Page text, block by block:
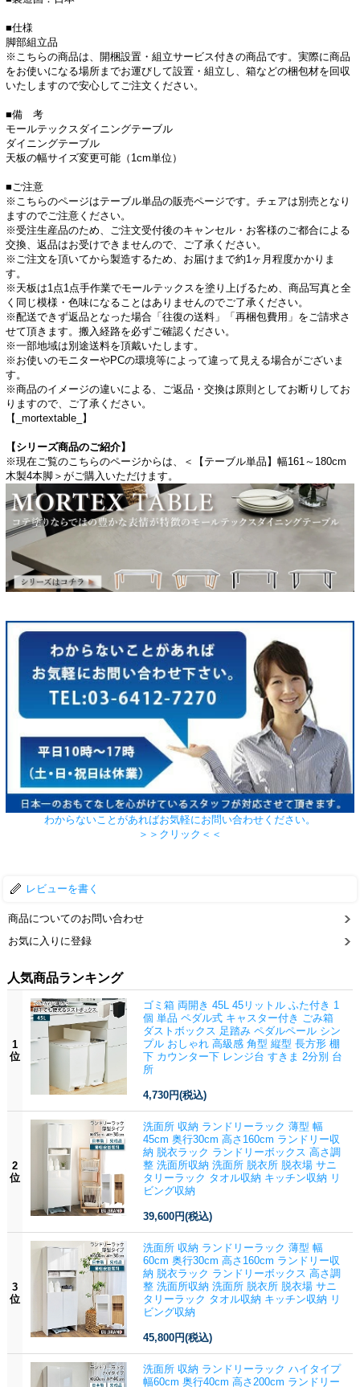
■仕様
脚部組立品
※こちらの商品は、開梱設置・組立サービス付きの商品です。実際に商品
をお使いになる場所までお運びして設置・組立し、箱などの梱包材を回収
いたしますので安心してご注文ください。
■備 考
モールテックスダイニングテーブル
ダイニングテーブル
天板の幅サイズ変更可能（1cm単位）
■ご注意
※こちらのページはテーブル単品の販売ページです。チェアは別売となり
ますのでご注意ください。
※受注生産品のため、ご注文受付後のキャンセル・お客様のご都合による
交換、返品はお受けできませんので、ご了承ください。
※ご注文を頂いてから製造するため、お届けまで約1ヶ月程度かかりま
す。
※天板は1点1点手作業でモールテックスを塗り上げるため、商品写真と全
く同じ模様・色味になることはありませんのでご了承ください。
※配送できず返品となった場合「往復の送料」「再梱包費用」をご請求さ
せて頂きます。搬入経路を必ずご確認ください。
※一部地域は別途送料を頂戴いたします。
※お使いのモニターやPCの環境等によって違って見える場合がございま
す。
※商品のイメージの違いによる、ご返品・交換は原則としてお断りしてお
りますので、ご了承ください。
【_mortextable_】
【シリーズ商品のご紹介】
※現在ご覧のこちらのページからは、＜【テーブル単品】幅161～180cm
木製4本脚＞がご購入いただけます。
わからないことがあればお気軽にお問い合わせください。
＞＞クリック＜＜
レビューを書く
商品についてのお問い合わせ
お気に入りに登録
人気商品ランキング
1
位
ゴミ箱 両開き 45L 45リットル ふた付き 1
個 単品 ペダル式 キャスター付き ごみ箱
ダストボックス 足踏み ペダルペール シン
プル おしゃれ 高級感 角型 縦型 長方形 棚
下 カウンター下 レンジ台 すきま 2分別 台
所
4,730円(税込)
2
位
洗面所 収納 ランドリーラック 薄型 幅
45cm 奥行30cm 高さ160cm ランドリー収
納 脱衣ラック ランドリーボックス 高さ調
整 洗面所収納 洗面所 脱衣所 脱衣場 サニ
タリーラック タオル収納 キッチン収納 リ
ビング収納
39,600円(税込)
3
位
洗面所 収納 ランドリーラック 薄型 幅
60cm 奥行30cm 高さ160cm ランドリー収
納 脱衣ラック ランドリーボックス 高さ調
整 洗面所収納 洗面所 脱衣所 脱衣場 サニ
タリーラック タオル収納 キッチン収納 リ
ビング収納
45,800円(税込)
洗面所 収納 ランドリーラック ハイタイプ
幅60cm 奥行40cm 高さ200cm ランドリー